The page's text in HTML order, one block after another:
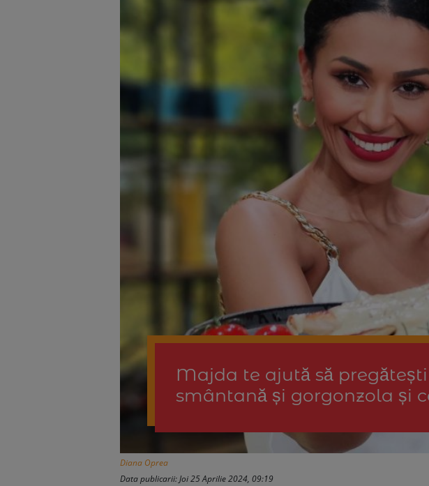
Majda te ajută să
smântană și gorgonzola și
Diana Oprea
Data publicarii: Joi 25 Aprilie 2024, 09:19